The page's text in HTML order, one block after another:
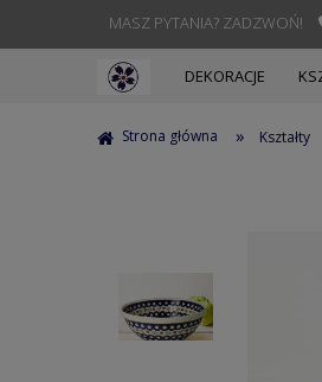
MASZ PYTANIA? ZADZWOŃ!
DEKORACJE
Strona główna » Kształty